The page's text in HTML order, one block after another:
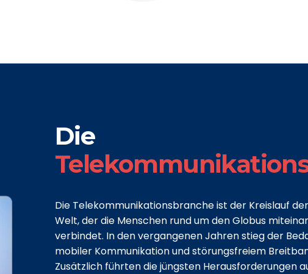
Die
Die Telekommunikationsbranche ist der Kreislauf
Welt, der die Menschen rund um den Globus
verbindet. In den vergangenen Jahren stieg der
mobiler Kommunikation und störungsfreiem
Zusätzlich führten die jüngsten Herausforderungen